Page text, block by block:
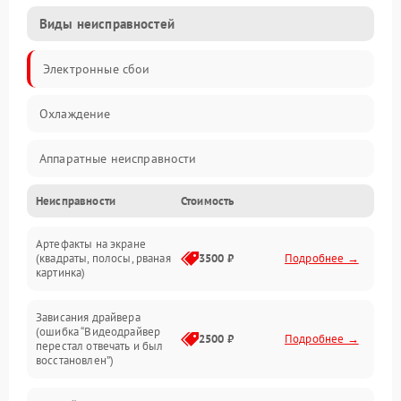
Виды неисправностей
Электронные сбои
Охлаждение
Аппаратные неисправности
Перегрев и термопроблемы
Видео
Интерфейсные и коммуникационные проблемы
Неисправности Стоимость
Артефакты на экране
(квадраты, полосы, рваная
картинка)
3500 ₽ Подробнее →
Зависания драйвера
(ошибка “Видеодрайвер
перестал отвечать и был
восстановлен”)
2500 ₽ Подробнее →